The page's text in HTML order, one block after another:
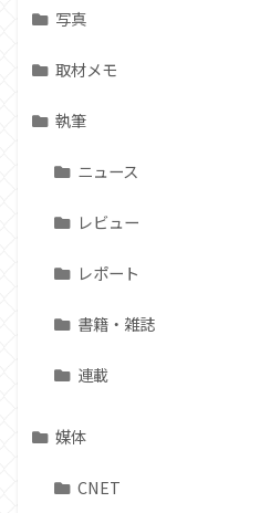
写真
取材メモ
執筆
ニュース
レビュー
レポート
書籍・雑誌
連載
媒体
CNET